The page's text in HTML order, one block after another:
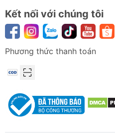
Kết nối với chúng tôi
Phương thức thanh toán